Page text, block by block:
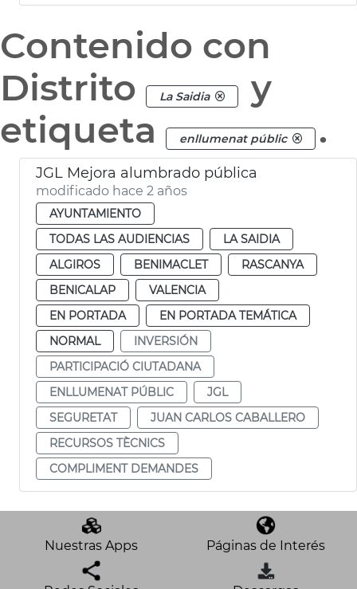
Contenido con
Distrito
La Saidia
y
etiqueta
enllumenat públic .
JGL Mejora alumbrado pública
modificado hace 2 años
AYUNTAMIENTO
TODAS LAS AUDIENCIAS
LA SAIDIA
ALGIROS
BENIMACLET
RASCANYA
BENICALAP
VALENCIA
EN PORTADA
EN PORTADA TEMÁTICA
NORMAL
INVERSIÓN
PARTICIPACIÓ CIUTADANA
ENLLUMENAT PÚBLIC
JGL
SEGURETAT
JUAN CARLOS CABALLERO
RECURSOS TÈCNICS
COMPLIMENT DEMANDES
Nuestras Apps Páginas de Interés